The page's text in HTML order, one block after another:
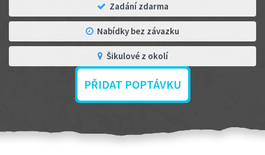
Zadání zdarma
Nabídky bez závazku
Šikulové z okolí
PŘIDAT POPTÁVKU